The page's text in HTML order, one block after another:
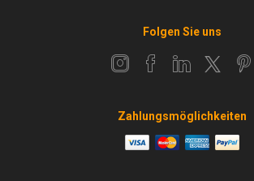
Folgen Sie uns
Zahlungsmöglichkeiten